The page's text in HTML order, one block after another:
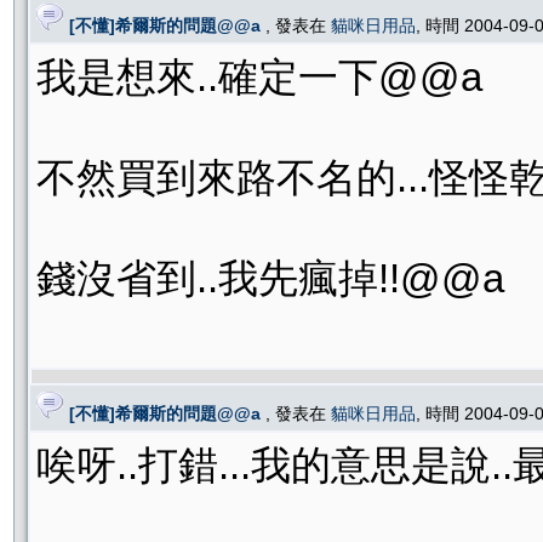
[不懂]希爾斯的問題@@a , 發表在 貓咪日用品 , 時間 2004-
我是想來..確定一下@@a
不然買到來路不名的...怪怪
錢沒省到..我先瘋掉!!@@a
[不懂]希爾斯的問題@@a , 發表在 貓咪日用品 , 時間 2004-
唉呀..打錯...我的意思是說..